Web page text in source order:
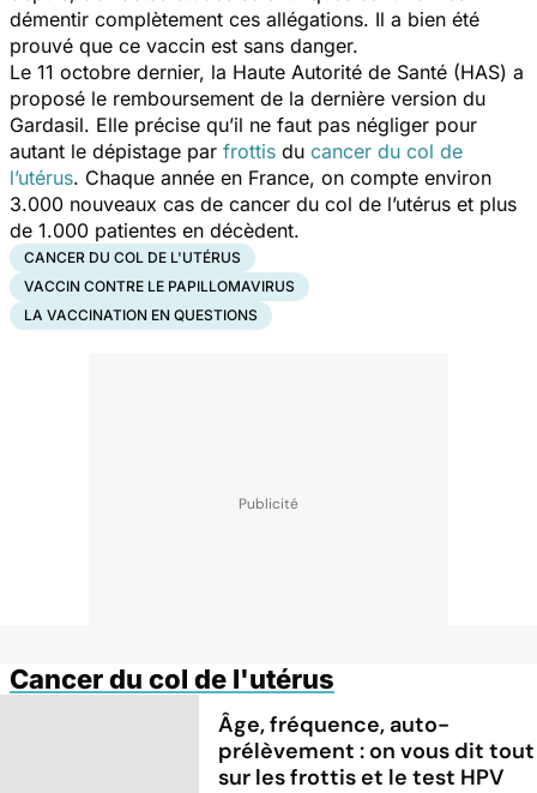
démentir complètement ces allégations. Il a bien été
prouvé que ce vaccin est sans danger.
Le 11 octobre dernier, la Haute Autorité de Santé (HAS) a
proposé le remboursement de la dernière version du
Gardasil. Elle précise qu’il ne faut pas négliger pour
autant le dépistage par frottis du cancer du col de
l’utérus. Chaque année en France, on compte environ
3.000 nouveaux cas de cancer du col de l’utérus et plus
de 1.000 patientes en décèdent.
CANCER DU COL DE L'UTÉRUS
VACCIN CONTRE LE PAPILLOMAVIRUS
LA VACCINATION EN QUESTIONS
Cancer du col de l'utérus
Âge, fréquence, auto-
prélèvement : on vous dit tout
sur les frottis et le test HPV